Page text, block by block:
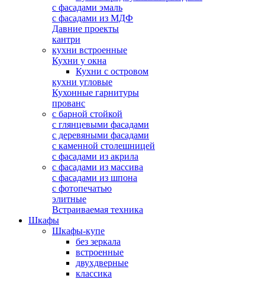
с фасадами эмаль
с фасадами из МДФ
Давние проекты
кантри
кухни встроенные
Кухни у окна
Кухни с островом
кухни угловые
Кухонные гарнитуры
прованс
с барной стойкой
с глянцевыми фасадами
с деревяными фасадами
с каменной столешницей
с фасадами из акрила
с фасадами из массива
с фасадами из шпона
с фотопечатью
элитные
Встраиваемая техника
Шкафы
Шкафы-купе
без зеркала
встроенные
двухдверные
классика